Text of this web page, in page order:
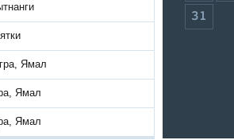
Ямал
Ямал
Ямал
31